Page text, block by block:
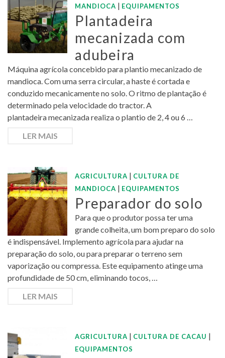
MANDIOCA | EQUIPAMENTOS
Plantadeira
mecanizada com
adubeira
Máquina agrícola concebido para plantio mecanizado de
mandioca. Com uma serra circular, a haste é cortada e
conduzido mecanicamente no solo. O ritmo de plantação é
determinado pela velocidade do tractor. A
plantadeira mecanizada realiza o plantio de 2, 4 ou 6 …
LER MAIS
AGRICULTURA | CULTURA DE
MANDIOCA | EQUIPAMENTOS
Preparador do solo
Para que o produtor possa ter uma
grande colheita, um bom preparo do solo
é indispensável. Implemento agrícola para ajudar na
preparação do solo, ou para preparar o terreno sem
vaporização ou compressa. Este equipamento atinge uma
profundidade de 50 cm, eliminando tocos, …
LER MAIS
AGRICULTURA | CULTURA DE CACAU |
EQUIPAMENTOS